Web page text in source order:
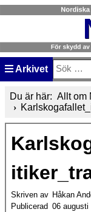
Arkivet
Sök
Type 2
Du är här: Allt om
Skriven av Håkan
Publicerad 06 augusti